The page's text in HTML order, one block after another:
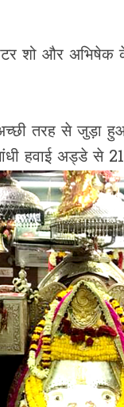
शो और
अच्छी तरह से
हवाई अड्डे से